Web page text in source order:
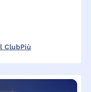
ClubPiù